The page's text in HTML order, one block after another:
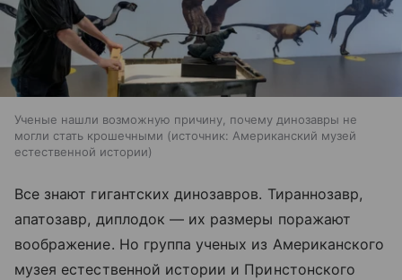
Ученые нашли возможную причину, почему динозавры не
могли стать крошечными
источник: Американский музей
естественной истории
Все знают гигантских динозавров. Тираннозавр,
апатозавр, диплодок — их размеры поражают
воображение. Но группа ученых из Американского
музея естественной истории и Принстонского